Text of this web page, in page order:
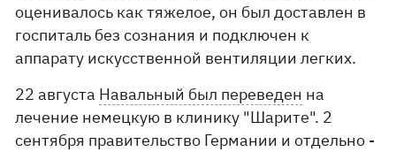
оценивалось как тяжелое, он был доставлен в
госпиталь без сознания и подключен к
аппарату искусственной вентиляции легких.
22 августа Навальный был переведен на
лечение немецкую в клинику "Шарите". 2
сентября правительство Германии и отдельно -